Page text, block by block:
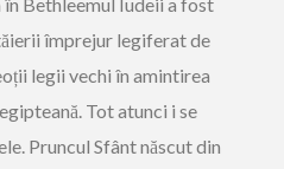
împrejur legiferat de
legii vechi în amintirea
Tot atunci i se
Pruncul Sfânt născut din